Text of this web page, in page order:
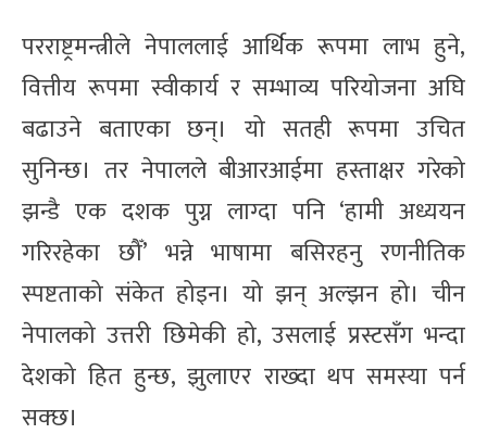
परराष्ट्रमन्त्रीले नेपाललाई आर्थिक रूपमा लाभ हुने,
वित्तीय रूपमा स्वीकार्य र सम्भाव्य परियोजना अघि
बढाउने बताएका छन्। यो सतही रूपमा उचित
सुनिन्छ। तर नेपालले बीआरआईमा हस्ताक्षर गरेको
झन्डै एक दशक पुग्न लाग्दा पनि ‘हामी अध्ययन
गरिरहेका छौँ’ भन्ने भाषामा बसिरहनु रणनीतिक
स्पष्टताको संकेत होइन। यो झन् अल्झन हो। चीन
नेपालको उत्तरी छिमेकी हो, उसलाई प्रस्टसँग भन्दा
देशको हित हुन्छ, झुलाएर राख्दा थप समस्या पर्न
सक्छ।